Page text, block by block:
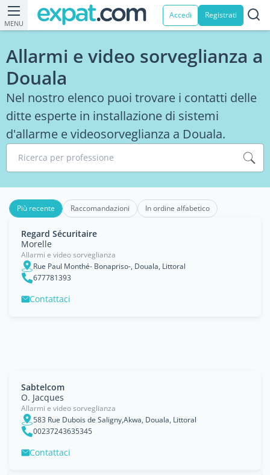
MENU
Accedi Registrati
Allarmi e video sorveglianza a
Douala
Nel nostro elenco puoi trovare i contatti delle
ditte esperte in installazione di sistemi
d'allarme e videosorveglianza a Douala.
Ricerca per professione
Più recente Raccomandazioni In ordine alfabetico
Regard Sécuritaire
Morelle
Allarmi e video sorveglianza
Rue Paul Monthé- Bonapriso-, Douala, Littoral
677781393
Contattaci
Sabtelcom
O. Jacques
Allarmi e video sorveglianza
583 Rue Dubois de Saligny,Akwa, Douala, Littoral
00237243635345
Contattaci